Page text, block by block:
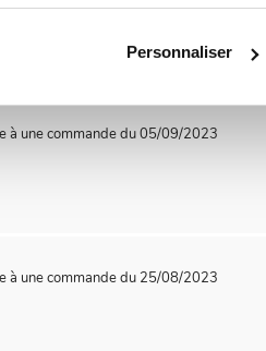
Personnaliser
par une quelconque odeur.
à une commande du 05/09/2023
à une commande du 25/08/2023